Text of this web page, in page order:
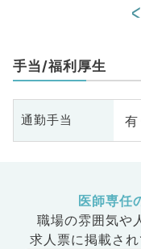
<
手当/福利厚生
通勤手当 有
医師専任
職場の雰囲気や
求人票に掲載さ